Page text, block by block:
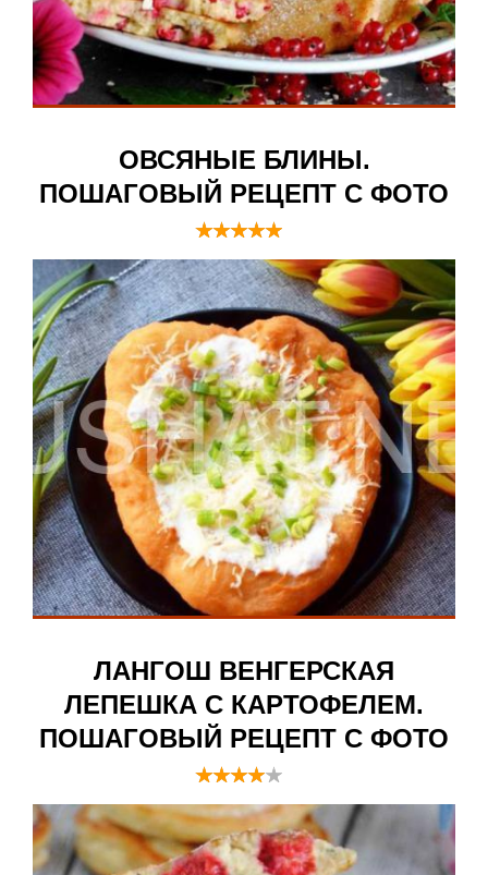
ОВСЯНЫЕ БЛИНЫ.
ПОШАГОВЫЙ РЕЦЕПТ С ФОТО
ЛАНГОШ ВЕНГЕРСКАЯ
ЛЕПЕШКА С КАРТОФЕЛЕМ.
ПОШАГОВЫЙ РЕЦЕПТ С ФОТО